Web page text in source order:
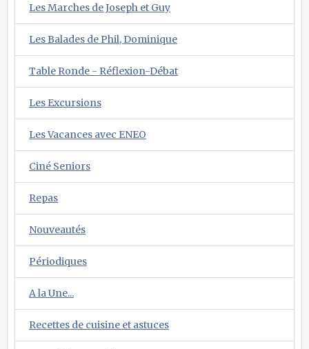
Les Marches de Joseph et Guy
Les Balades de Phil, Dominique
Table Ronde - Réflexion-Débat
Les Excursions
Les Vacances avec ENEO
Ciné Seniors
Repas
Nouveautés
Périodiques
A la Une...
Recettes de cuisine et astuces